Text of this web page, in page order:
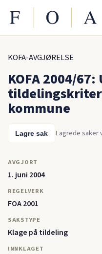
KOFA-AVGJØRELSE
KOFA 2004/
kommune
Lagre sak Lagrede saker
AVGJORT
1. juni 2004
REGELVERK
FOA 2001
SAKSTYPE
Klage på tildeling
INNKLAGET